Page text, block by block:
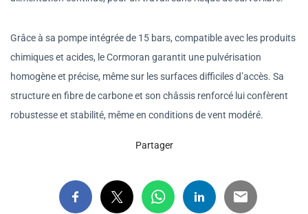
Grâce à sa pompe intégrée de 15 bars, compatible avec les produits
chimiques et acides, le Cormoran garantit une pulvérisation
homogène et précise, même sur les surfaces difficiles d’accès. Sa
structure en fibre de carbone et son châssis renforcé lui confèrent
robustesse et stabilité, même en conditions de vent modéré.
Partager